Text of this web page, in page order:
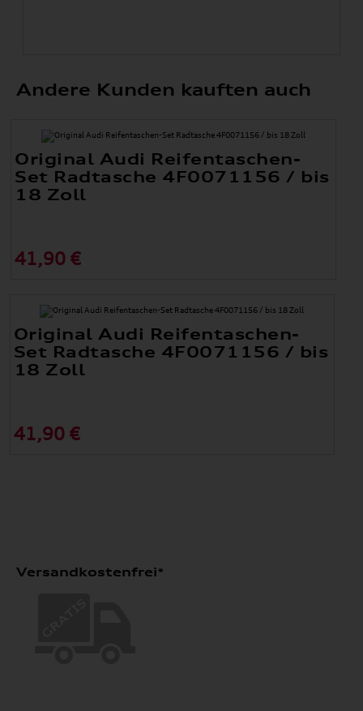
Andere Kunden kauften auch
Original Audi Reifentaschen-
Set Radtasche 4F0071156 / bis
18 Zoll
41,90 €
Original Audi Reifentaschen-
Set Radtasche 4F0071156 / bis
18 Zoll
41,90 €
Versandkostenfrei*